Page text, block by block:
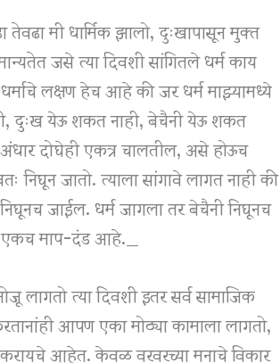
मी धार्मिक झालो, दुःखापासून मुक्त
जसे त्या दिवशी सांगितले धर्म काय
लक्षण हेच आहे की जर धर्म माझ्यामध्ये
दुःख येऊ शकत नाही, बेचैनी येऊ शकत
दोघेही एकत्र चालतील, असे होऊच
जातो. त्याला सांगावे लागत नाही की
जाईल. धर्म जागला तर बेचैनी निघूनच
एकच माप-दंड आहे._
लागतो त्या दिवशी इतर सर्व सामाजिक
आपण एका मोठ्या कामाला लागतो,